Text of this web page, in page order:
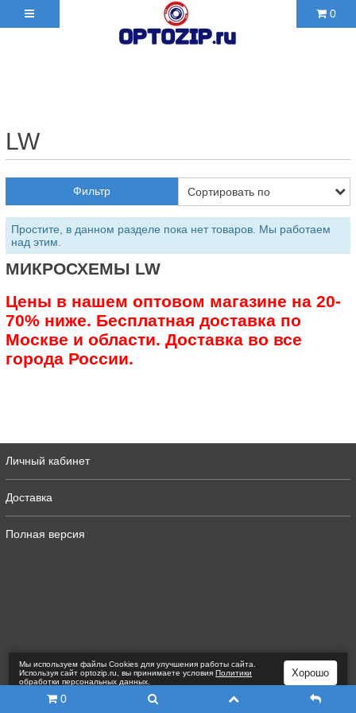
0
LW
Фильтр
Простите, в данном разделе пока нет товаров. Мы работаем
над этим.
МИКРОСХЕМЫ LW
Цены в нашем оптовом магазине на 20-
70% ниже. Бесплатная доставка по
Москве и области. Доставка во все
города России.
Личный кабинет
Доставка
Полная версия
0
Мы используем файлы Сookies для улучшения работы сайта.
Используя сайт optozip.ru, вы принимаете условияПолитики
обработки персональных данных
Хорошо